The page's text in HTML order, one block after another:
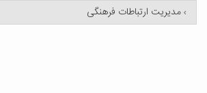
مدیریت ارتباطات فرهنگی